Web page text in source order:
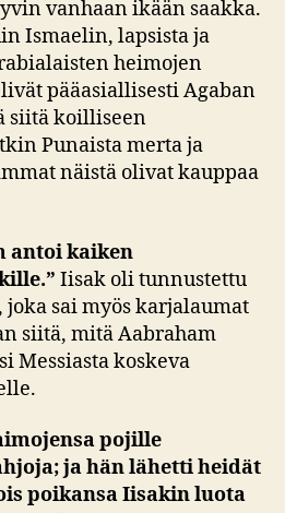
vanhaan ikään saakka.
Ismaelin, lapsista ja
heimojen
pääasiallisesti Agaban
siitä koilliseen
Punaista merta ja
näistä olivat kauppaa
antoi kaiken
” Iisak oli tunnustettu
sai myös karjalaumat
siitä, mitä Aabraham
Messiasta koskeva
pojille
ja hän lähetti heidät
poikansa Iisakin luota